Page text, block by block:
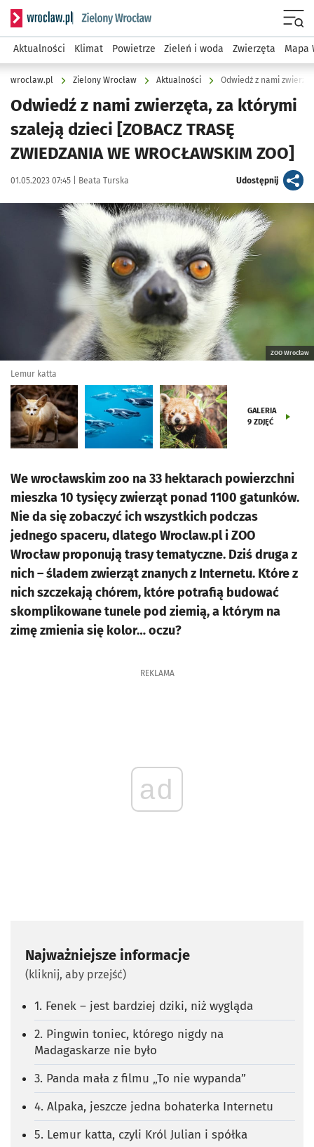
Serwis informacyjny wroclaw.pl podserwis: Środowisko we
Aktualności Klimat Powietrze Zieleń i woda Zwierzęta Mapa
wroclaw.pl Zielony Wrocław Aktualności
Odwiedź z nami zwierzęta, za którymi
szaleją dzieci [ZOBACZ TRASĘ
ZWIEDZANIA WE WROCŁAWSKIM ZOO]
Data publikacji:
01.05.2023 07:45 | Autor:
Beata Turska Udostępnijartykuł
Kliknij, aby zobaczyć galerię
ZOO Wrocław
Lemur katta
GALERIA
9 ZDJĘĆ
We wrocławskim zoo na 33 hektarach powierzchni
mieszka 10 tysięcy zwierząt ponad 1100 gatunków.
Nie da się zobaczyć ich wszystkich podczas
jednego spaceru, dlatego Wroclaw.pl i ZOO
Wrocław proponują trasy tematyczne. Dziś druga z
nich – śladem zwierząt znanych z Internetu. Które z
nich szczekają chórem, które potrafią budować
skomplikowane tunele pod ziemią, a którym na
zimę zmienia się kolor… oczu?
REKLAMA
ad
Najważniejsze informacje
(kliknij, aby przejść)
1. Fenek – jest bardziej dziki, niż wygląda
2. Pingwin toniec, którego nigdy na
Madagaskarze nie było
3. Panda mała z filmu „To nie wypanda”
4. Alpaka, jeszcze jedna bohaterka Internetu
5. Lemur katta, czyli Król Julian i spółka